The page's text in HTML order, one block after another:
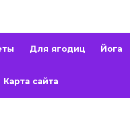
Для ягодиц Йога
Карта сайта